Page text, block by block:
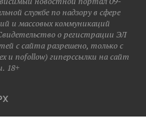
службе по надзору в сфере
и массовых коммуникаций
о регистрации ЭЛ
с сайта разрешено, только с
и nofollow) гиперссылки на сайт
18+